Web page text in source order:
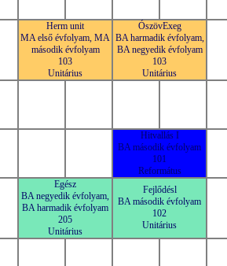
Herm unit
MA első évfolyam, MA
második évfolyam
103
Unitárius
ÓszövExeg
BA harmadik évfolyam,
BA negyedik évfolyam
103
Unitárius
Hitvallás I
BA második évfolyam
101
Református
Egész
BA negyedik évfolyam,
BA harmadik évfolyam
205
Unitárius
Fejlődésl
BA második évfolyam
102
Unitárius